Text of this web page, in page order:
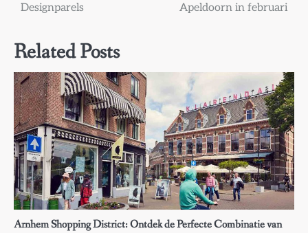
Designparels
Apeldoorn in februari
Related Posts
Arnhem Shopping District: Ontdek de Perfecte Combinatie van